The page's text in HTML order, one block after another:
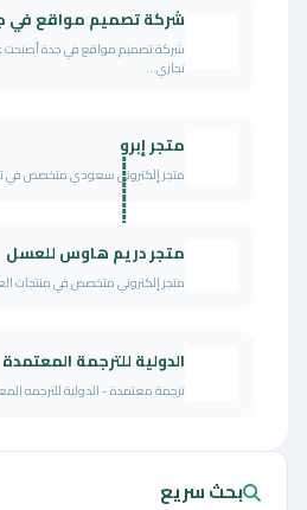
شركة تصميم مواقع في
شركة تصميم مواقع في جدة أصبحت
تجاري...
متجر إبروٍٍٍٍٍٍٍٍٍٍٍٍٍٍٍٍٍٍٍٍٍٍٍٍٍٍٍٍٍٍٍٍٍٍٍٍٍٍٍٍٍ
متجر إلكتروني سعودي متخصص في
متجر دريم هاوس للعسل
متجر إلكتروني متخصص في منتجات
الدولية للترجمة المعتمدة
ترجمة معتمدة - الدولية للترجمه
بحث سريع